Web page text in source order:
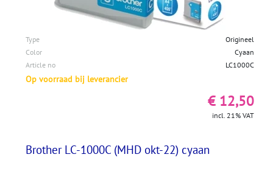
Type
Origineel
Color
Cyaan
Article no
LC1000C
Op voorraad bij leverancier
€ 12,50
incl. 21% VAT
Brother LC-1000C (MHD okt-22) cyaan